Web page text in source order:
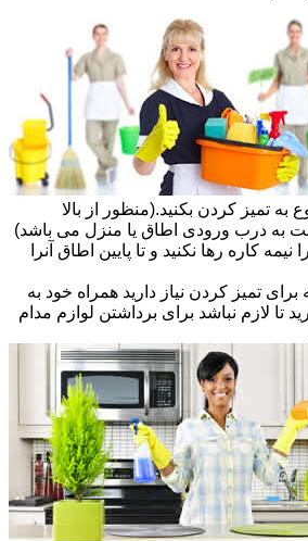
تمیز کردن بکنید.(منظور از بالا
به درب ورودی اطاق یا منزل می باشد)
کاره رها نکنید و تا پایین اطاق آنرا
برای تمیز کردن نیاز دارید همراه خود به
تا لازم نباشد برای برداشتن لوازم مدام